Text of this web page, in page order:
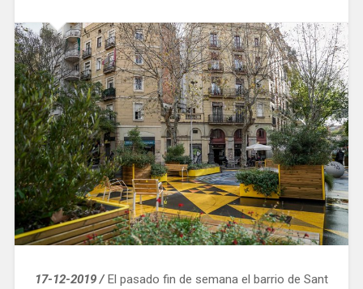
Port
Olímpic»
17-12-2019 /El pasado fin de semana el barrio de Sant